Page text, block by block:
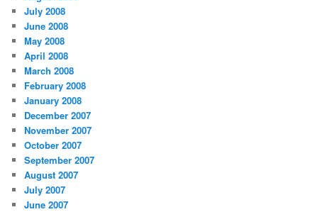
July 2008
June 2008
May 2008
April 2008
March 2008
February 2008
January 2008
December 2007
November 2007
October 2007
September 2007
August 2007
July 2007
June 2007